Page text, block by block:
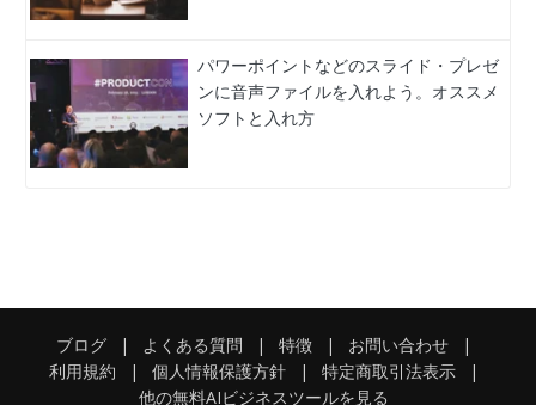
パワーポイントなどのスライド・プレゼ
ンに音声ファイルを入れよう。オススメ
ソフトと入れ方
ブログ | よくある質問 | 特徴 | お問い合わせ
|
利用規約
| 個人情報保護方針 | 特定商取引法表示
|
他の無料AIビジネスツールを見る